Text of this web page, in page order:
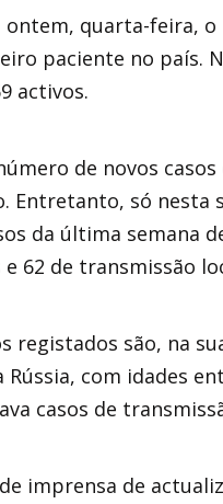
quarta-feira, o
paciente no país.
activos.
de novos
Entretanto, só nesta
da última semana
62 de transmissão
registados são, na
com idades
casos de
imprensa de